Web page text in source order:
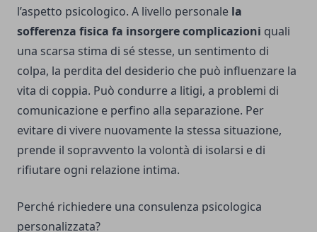
l’aspetto psicologico. A livello personale la
sofferenza fisica fa insorgere complicazioni quali
una scarsa stima di sé stesse, un sentimento di
colpa, la perdita del desiderio che può influenzare la
vita di coppia. Può condurre a litigi, a problemi di
comunicazione e perfino alla separazione. Per
evitare di vivere nuovamente la stessa situazione,
prende il sopravvento la volontà di isolarsi e di
rifiutare ogni relazione intima.
Perché richiedere una consulenza psicologica
personalizzata?